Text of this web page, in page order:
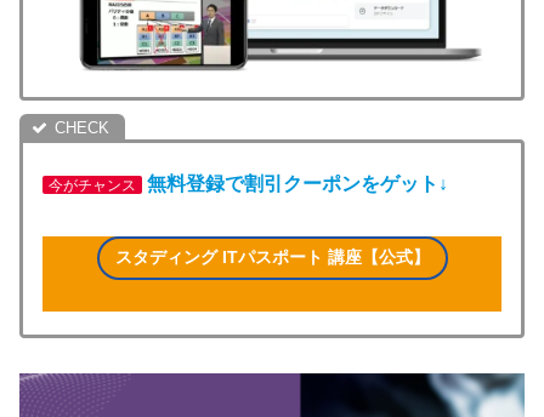
今がチャンス 無料登録で割引クーポンをゲット↓
スタディング ITパスポート 講座【公式】